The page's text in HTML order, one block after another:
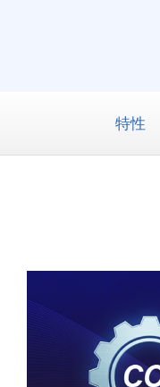
特性